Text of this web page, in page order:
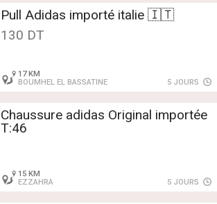
Pull Adidas importé italie 🇮🇹
130 DT
17 KM
BOUMHEL EL BASSATINE
5 JOURS
Chaussure adidas Original importée
T:46
15 KM
EZZAHRA
5 JOURS